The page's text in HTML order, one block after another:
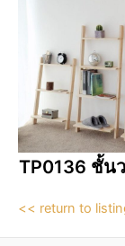
TP0136 ชั้น
<< return to